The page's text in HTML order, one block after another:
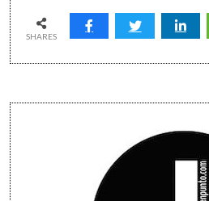
los
de
broma
hecha
realidad)
SHARES
Sidebar